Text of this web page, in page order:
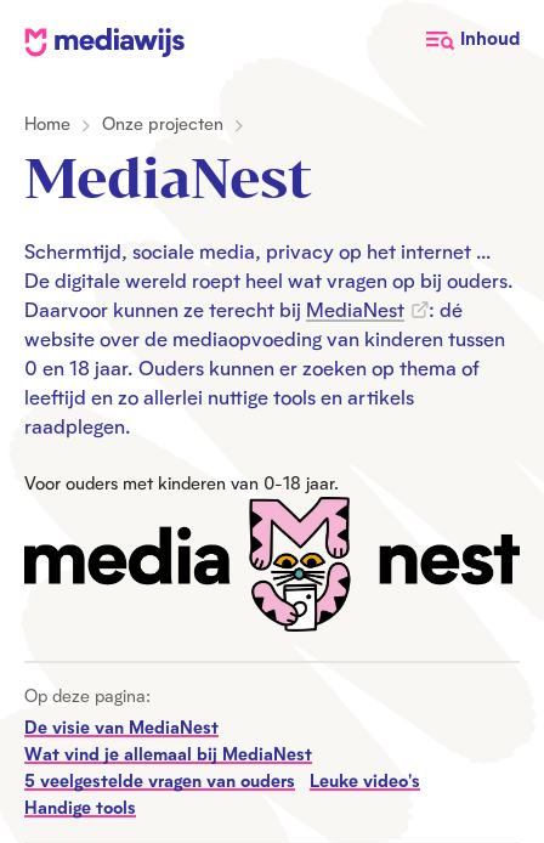
M
i
a
w
j
s
Inhoud
Home Onze projecten
MediaNest
Schermtijd, sociale media, privacy op het internet …
De digitale wereld roept heel wat vragen op bij ouders.
Daarvoor kunnen ze terecht bij MediaNest
: dé
website over de mediaopvoeding van kinderen tussen
0 en 18 jaar. Ouders kunnen er zoeken op thema of
leeftijd en zo allerlei nuttige tools en artikels
raadplegen.
Voor ouders met kinderen van 0-18 jaar.
Op deze pagina:
De visie van MediaNest
Wat vind je allemaal bij MediaNest
5 veelgestelde vragen van ouders
Leuke video's
Handige tools